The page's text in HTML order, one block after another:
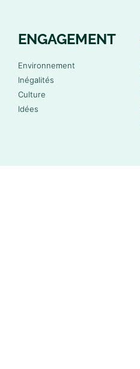
ENGAGEMENT
Environnement
Inégalités
Culture
Idées